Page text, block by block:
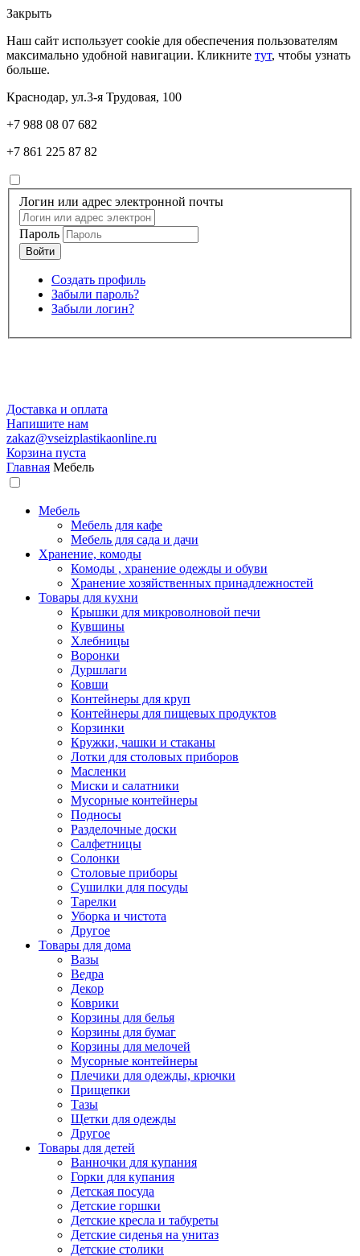
Закрыть
Наш сайт использует cookie для обеспечения пользователям
максимально удобной навигации. Кликните тут, чтобы узнать
больше.
Краснодар, ул.3-я Трудовая, 100
+7 988 08 07 682
+7 861 225 87 82
Логин или адрес электронной почты
Пароль
Создать профиль
Забыли пароль?
Забыли логин?
Доставка и оплата
Напишите нам
zakaz@vseizplastikaonline.ru
Корзина пуста
Главная Мебель
Мебель
Мебель для кафе
Мебель для сада и дачи
Хранение, комоды
Комоды , хранение одежды и обуви
Хранение хозяйственных принадлежностей
Товары для кухни
Крышки для микроволновой печи
Кувшины
Хлебницы
Воронки
Дуршлаги
Ковши
Контейнеры для круп
Контейнеры для пищевых продуктов
Корзинки
Кружки, чашки и стаканы
Лотки для столовых приборов
Масленки
Миски и салатники
Мусорные контейнеры
Подносы
Разделочные доски
Салфетницы
Солонки
Столовые приборы
Сушилки для посуды
Тарелки
Уборка и чистота
Другое
Товары для дома
Вазы
Ведра
Декор
Коврики
Корзины для белья
Корзины для бумаг
Корзины для мелочей
Мусорные контейнеры
Плечики для одежды, крючки
Прищепки
Тазы
Щетки для одежды
Другое
Товары для детей
Ванночки для купания
Горки для купания
Детская посуда
Детские горшки
Детские кресла и табуреты
Детские сиденья на унитаз
Детские столики